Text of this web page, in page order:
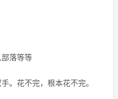
落等等
。花不完，根本花不完。